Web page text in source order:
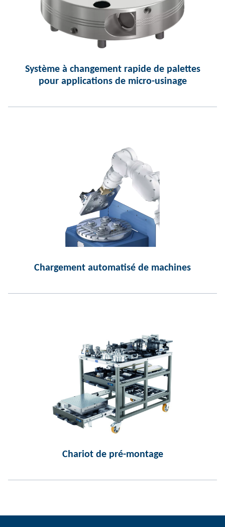
Système à changement rapide de palettes
pour applications de micro-usinage
Chargement automatisé de machines
Chariot de pré-montage